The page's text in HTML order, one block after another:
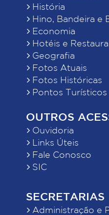
História
Hino, Bandeira e
Economia
Hotéis e
Geografia
Fotos Atuais
Fotos Históricas
Pontos Turísticos
OUTROS
Ouvidoria
Links Úteis
Fale Conosco
SIC
SECRETARIAS
Administração e